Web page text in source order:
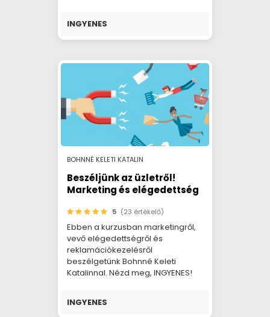
INGYENES
BOHNNÉ KELETI KATALIN
Beszéljünk az üzletről!
Marketing és elégedettség
5 (23 értékelő)
Ebben a kurzusban marketingről,
vevő elégedettségről és
reklamációkezelésről
beszélgetünk Bohnné Keleti
Katalinnal. Nézd meg, INGYENES!
INGYENES